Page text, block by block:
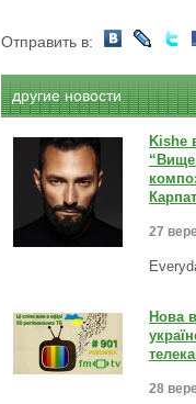
Отправить в:
другие новости
Kishe
“Вище
27
Нова
28